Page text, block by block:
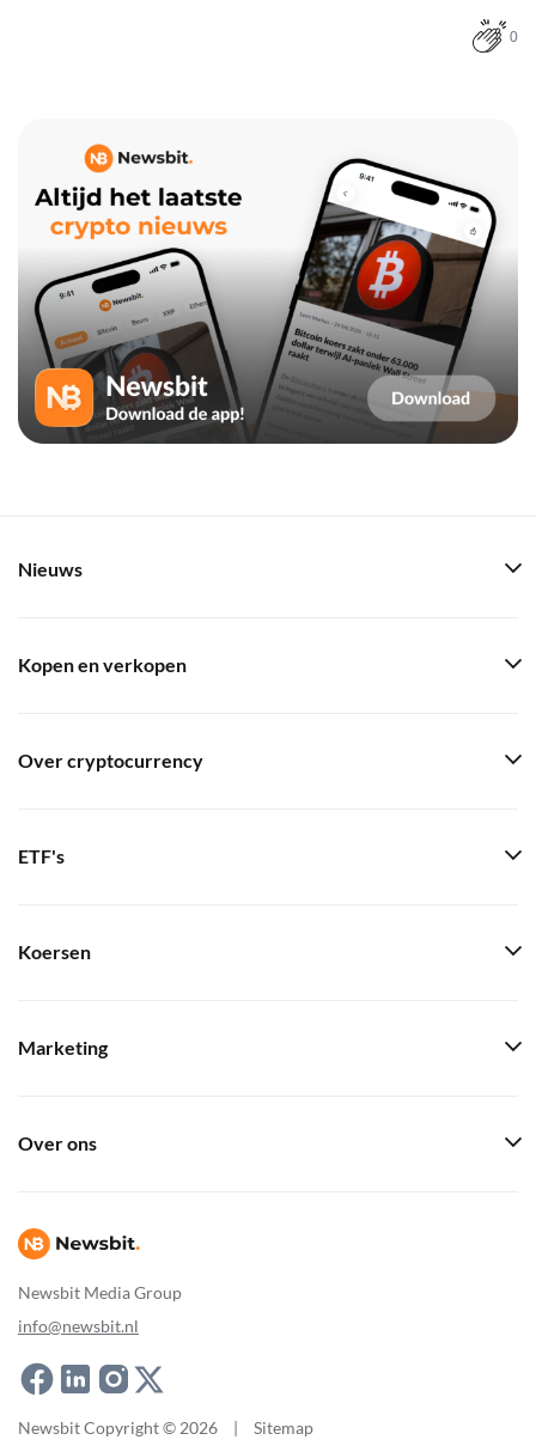
0
Newsbit Media Group
info@newsbit.nl
Nieuws
Kopen en verkopen
Over cryptocurrency
ETF's
Koersen
Marketing
Over ons
Newsbit Copyright © 2026 | Sitemap